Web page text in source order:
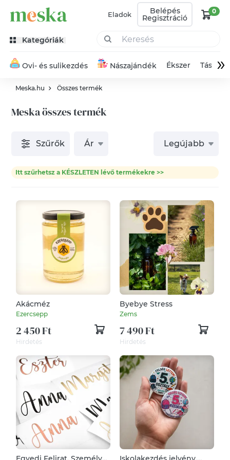
Eladok Belépés
Regisztráció
0
Kategóriák
Ovi- és sulikezdés Nászajándék Ékszer Táska»
Meska.hu Összes termék
Meska összes termék
Szűrők Ár Legújabb
Itt szűrhetsz a KÉSZLETEN lévő termékekre >>
Akácméz
Ezercsepp
2 450 Ft
Hirdetés
Byebye Stress
Zems
7 490 Ft
Hirdetés